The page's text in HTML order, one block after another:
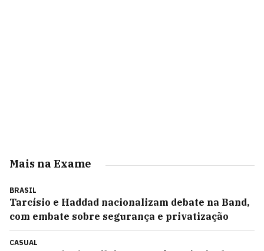
Mais na Exame
BRASIL
Tarcísio e Haddad nacionalizam debate na Band,
com embate sobre segurança e privatização
CASUAL